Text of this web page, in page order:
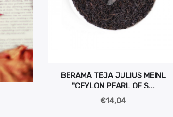
BERAMĀ TĒJA JULIUS MEINL
"CEYLON PEARL OF S...
€14,04